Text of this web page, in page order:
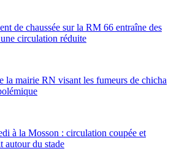
de chaussée sur la RM 66 entraîne des
circulation réduite
la mairie RN visant les fumeurs de chicha
à la Mosson : circulation coupée et
autour du stade